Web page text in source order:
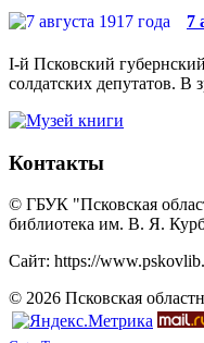
7
I-й Псковский
солдатских депутатов. В
Контакты
© ГБУК "Псковская
библиотека им. В. Я.
Сайт: https://
© 2026 Псковская